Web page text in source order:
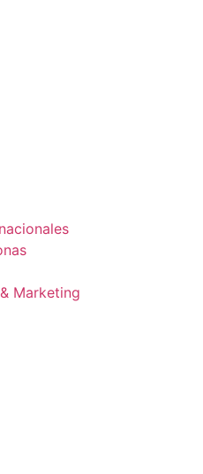
Marketing